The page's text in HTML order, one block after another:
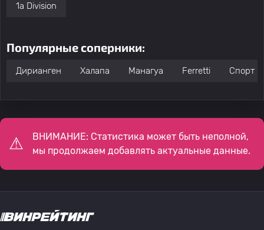
1a Division
Популярные соперники:
Дирианген Халапа Манагуа Ferretti Спорт
ВНИМАНИЕ: Статистика может быть неполной,
мы продолжаем добавлять актуальные данные.